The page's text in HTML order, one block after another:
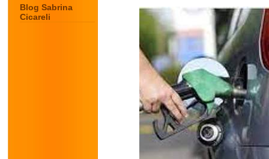
Blog Sabrina
Cicareli